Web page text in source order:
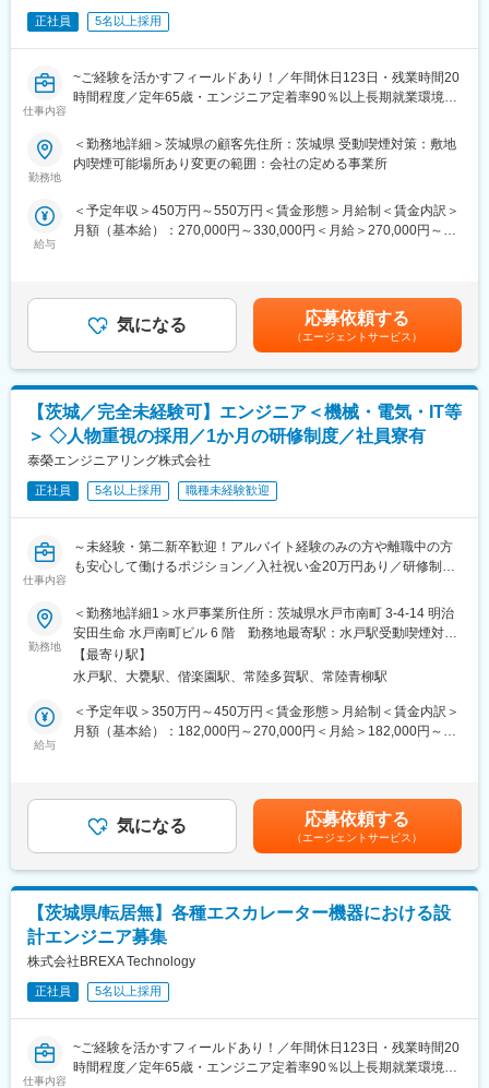
アを形成し、可能性を広げることが可能です。シフトしたことに
変更の範囲：会社の定める業務
◆業務内容
補助業務
・製品のテスト結果を元に図面修正業務
※ご経験スキルに応じて別案件へのご相談も承ります。
ご面接の際に志向性に合わせて様々お話しできればと思います。
・全社月平均残業時間：20時間程度
・年休：123日程度
・定年：65歳となっており、その後も１年更新での契約社員とし
てご活躍いただけます。
・手厚い福利厚生：配属先への勤務に伴う引っ越し費用に関して
は、会社が全額負担します。家賃補助の金額に関して、6万円（家
賃＋共益費）の物件を上限として半分を支給いたします。他にも
家族手当制度等がございます。
■福利厚生「SS&CU制度」：
エンジニア（技術社員）を対象に、キャリアチェンジを支援する
ともなうリスクを気にすることなく、社内で自分の新しいキャリ
ております。
変更の範囲：会社の定める業務
正社員 5名以上採用
仕事内容
~ご経験を活かすフィールドあり！／年間休日123日・残業時間20
時間程度／定年65歳・エンジニア定着率90％以上長期就業環境あ
基本的には弊社クライアント様先に常駐していただき、業務に従
いただきながらの業務になります。
ます。
■業務内容
◎幅広い案件があり、あなたのやりたいを見つけられる
◎有給休暇取得率は90％で働きやすい
◎定年65歳まで！長く安定して働ける
より良い環境で難易度が高く専門性を高めていきたい！
そんなあなたにピッタリです。
・大型建設系車両の開発における内外装及びバケット部品の設計
業務
※ご経験スキルに応じて別案件へのご相談も承ります。
ご面接の際に志向性に合わせて様々お話しできればと思います。
■働く環境/当社の特徴：
・全社月平均残業時間：20時間程度
・年休：123日程度
てご活躍いただけます。
・手厚い福利厚生：配属先への勤務に伴う引っ越し費用に関して
は、会社が全額負担します。家賃補助の金額に関して、6万円（家
家族手当制度等がございます。
■福利厚生「SS&CU制度」：
エンジニア（技術社員）を対象に、キャリアチェンジを支援する
制度です。U・Iターンしたい、上流工程へ挑戦したいなど転職に
ともなうリスクを気にすることなく、社内で自分の新しいキャリ
アを形成し、可能性を広げることが可能です。シフトしたことに
よって上がった派遣料金が一定基準を超えた場合、給与に還元し
ております。
勤務地
＜勤務地詳細＞茨城県の顧客先住所：茨城県 受動喫煙対策：敷地
内喫煙可能場所あり変更の範囲：会社の定める事業所
給与
＜予定年収＞450万円～550万円＜賃金形態＞月給制＜賃金内訳＞
月額（基本給）：270,000円～330,000円＜月給＞270,000円～
の金額であり、選考を通じて上下する可能性があります。月給(月
額)は固定手当を含めた表記です。
気になる 応募依頼する
（エージェントサービス）
【茨城／完全未経験可】エンジニア＜機械・電気・IT等
＞ ◇人物重視の採用／1か月の研修制度／社員寮有
泰榮エンジニアリング株式会社
正社員 5名以上採用 職種未経験歓迎
仕事内容
～未経験・第二新卒歓迎！アルバイト経験のみの方や離職中の方
も安心して働けるポジション／入社祝い金20万円あり／研修制度
あり／年間休日126日・土日祝休み・平均残業15時間で働き方◎
～
■業務内容
未経験から設計スキルを身に着けたい方を募集します！
案件は、社会インフラ（昇降機・鉄道・建設機械・分電盤・上下
水道）が対象です。
ン先を決定します。
※入社後業務に慣れるまでの数年間は出張はほぼありません。3～
5年目以降でも、年間1～2回（一泊二日）程度です。（出張手
■想定ポジション ※職種転換制度あり
●設計補助
└設計者の指示に基づき、図面の修正やトレース、コーディング
等を行い設計資料やプロジェクト資料を作成・管理します。
●設計管理・調達
└設計図面、ソースコード、設計資料等をルールに沿って管理を
行います。必要に応じて必要素材・部品を調べ調達します。
●品質管理・保証
└工程の管理、設計の検査、設計後の検証を行います。問題点の
発見や不具合の原因特定・再発防止策を検討します。
勤務地
＜勤務地詳細1＞水戸事業所住所：茨城県水戸市南町 3-4-14 明治
安田生命 水戸南町ビル 6 階 勤務地最寄駅：水戸駅受動喫煙対
策：屋内全面禁煙＜勤務地詳細2＞大みか事務所住所：茨城県日立
市大みか町2丁目27番地8号 Zi：WALL2、3階 勤務地最寄駅：常磐
める事業所
【最寄り駅】
水戸駅、大甕駅、偕楽園駅、常陸多賀駅、常陸青柳駅
給与
＜予定年収＞350万円～450万円＜賃金形態＞月給制＜賃金内訳＞
月額（基本給）：182,000円～270,000円＜月給＞182,000円～
でも目安の金額であり、選考を通じて上下する可能性がありま
す。月給(月額)は固定手当を含めた表記です。
気になる 応募依頼する
（エージェントサービス）
【茨城県/転居無】各種エスカレーター機器における設
計エンジニア募集
株式会社BREXA Technology
正社員 5名以上採用
仕事内容
~ご経験を活かすフィールドあり！／年間休日123日・残業時間20
時間程度／定年65歳・エンジニア定着率90％以上長期就業環境あ